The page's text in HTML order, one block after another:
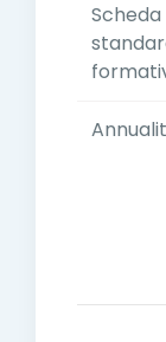
Scheda